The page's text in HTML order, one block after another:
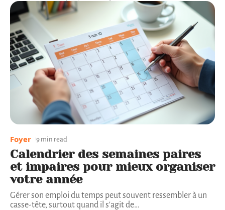
Foyer 9 min read
Calendrier des semaines paires
et impaires pour mieux organiser
votre année
Gérer son emploi du temps peut souvent ressembler à un
casse-tête, surtout quand il s'agit de…